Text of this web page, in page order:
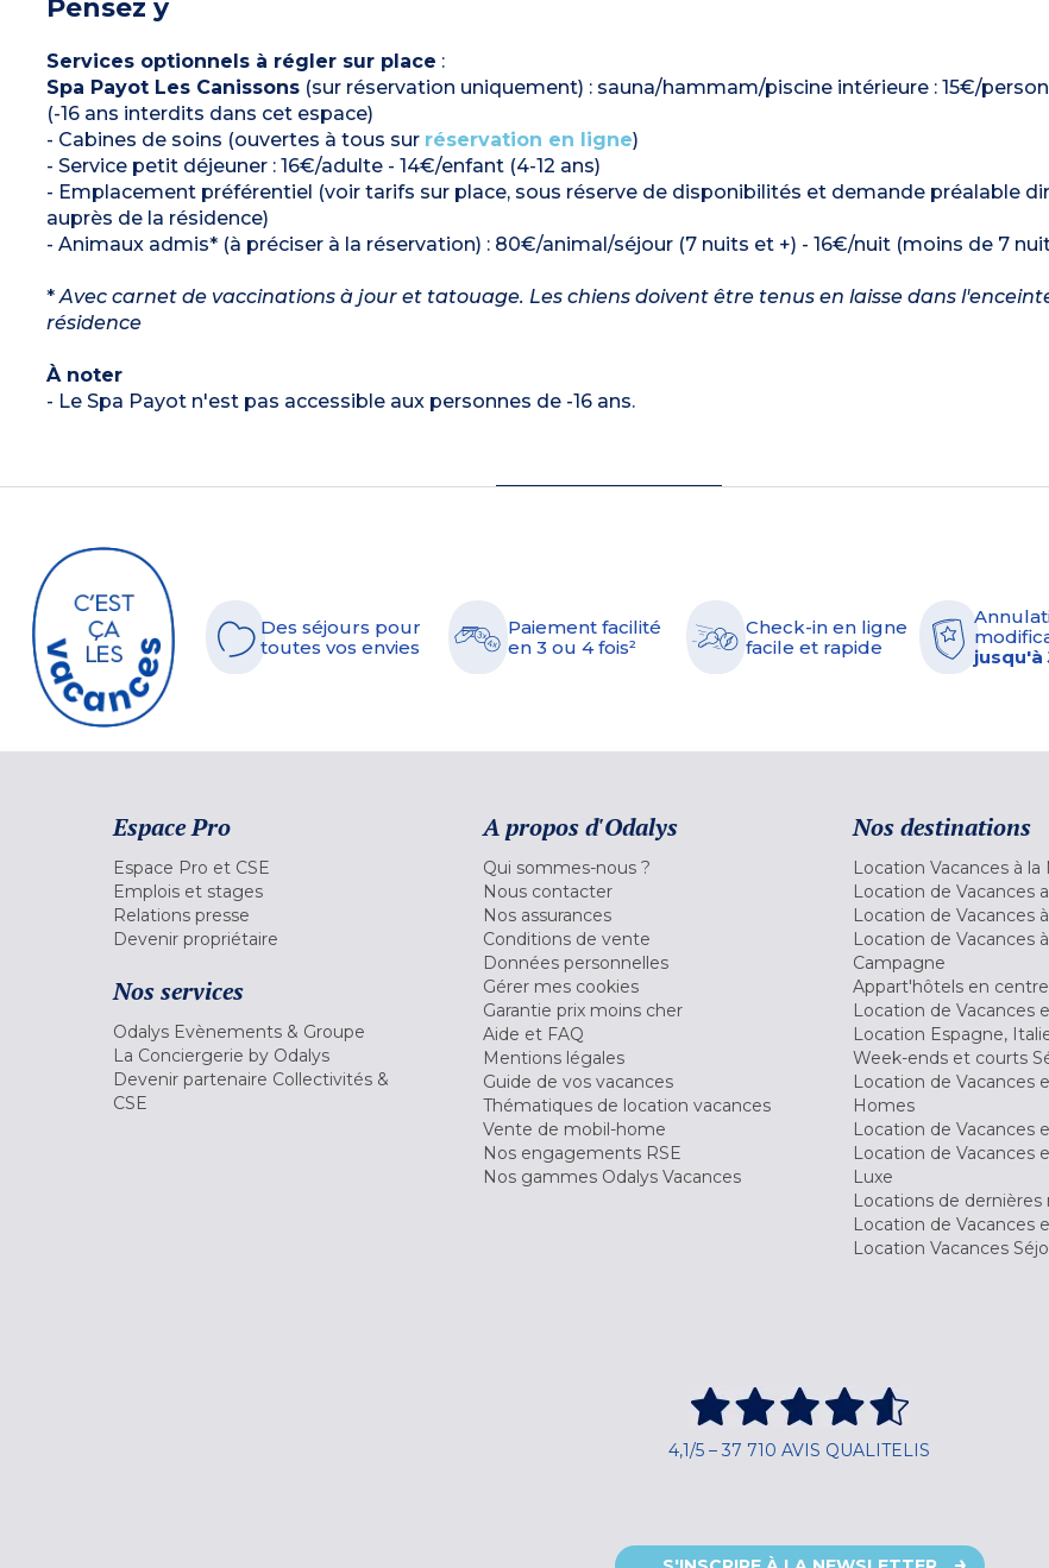
Pensez y
Services optionnels à régler sur place :
Spa Payot Les Canissons(sur réservation uniquement) : sauna/hammam/piscine intérieure : 15€/
(-16 ans interdits dans cet espace)
- Cabines de soins (ouvertes à tous sur réservation en ligne)
- Service petit déjeuner : 16€/adulte - 14€/enfant (4-12 ans)
- Emplacement préférentiel (voir tarifs sur place, sous réserve de disponibilités et demande préalable
auprès de la résidence)
- Animaux admis* (à préciser à la réservation) : 80€/animal/séjour (7 nuits et +) - 16€/nuit (moins de 7
*Avec carnet de vaccinations à jour et tatouage. Les chiens doivent être tenus en laisse dans
résidence
À noter
- Le Spa Payot n'est pas accessible aux personnes de -16 ans.
Des séjours pour
toutes vos envies
Paiement facilité
en 3 ou 4 fois²
Check-in en ligne
facile et rapide
jusqu'à
Espace Pro
Espace Pro et CSE
Emplois et stages
Relations presse
Devenir propriétaire
Nos services
Odalys Evènements & Groupe
La Conciergerie by Odalys
Devenir partenaire Collectivités &
CSE
A propos d'Odalys
Qui sommes-nous ?
Nous contacter
Nos assurances
Conditions de vente
Données personnelles
Gérer mes cookies
Garantie prix moins cher
Aide et FAQ
Mentions légales
Guide de vos vacances
Thématiques de location vacances
Vente de mobil-home
Nos engagements RSE
Nos gammes Odalys Vacances
Nos destinations
Location Vacances à la
Location de Vacances
Location de Vacances
Location de Vacances
Campagne
Appart'hôtels en
Location de Vacances
Location Espagne,
Week-ends et courts
Location de Vacances
Homes
Location de Vacances
Location de Vacances
Luxe
Locations de
Location de Vacances
Location Vacances
4,1/5 – 37 710 AVIS QUALITELIS